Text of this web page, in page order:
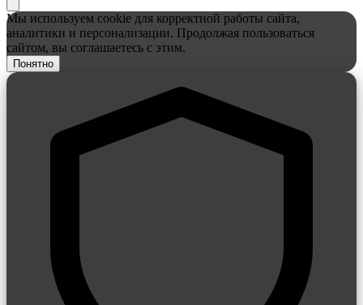
Мы используем cookie для корректной работы сайта,
аналитики и персонализации. Продолжая пользоваться
сайтом, вы соглашаетесь с этим.
Понятно